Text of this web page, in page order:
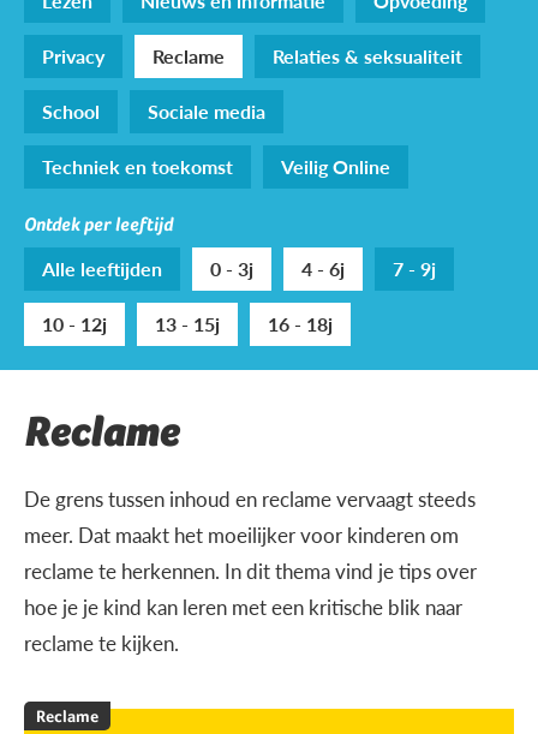
Privacy
Reclame
Relaties & seksualiteit
School
Sociale media
Techniek en toekomst
Veilig Online
Ontdek per leeftijd
Alle leeftijden 0 - 3j 4 - 6j
7 - 9j
10 - 12j
13 - 15j 16 - 18j
Reclame
De grens tussen inhoud en reclame vervaagt steeds
meer. Dat maakt het moeilijker voor kinderen om
reclame te herkennen. In dit thema vind je tips over
hoe je je kind kan leren met een kritische blik naar
reclame te kijken.
Reclame